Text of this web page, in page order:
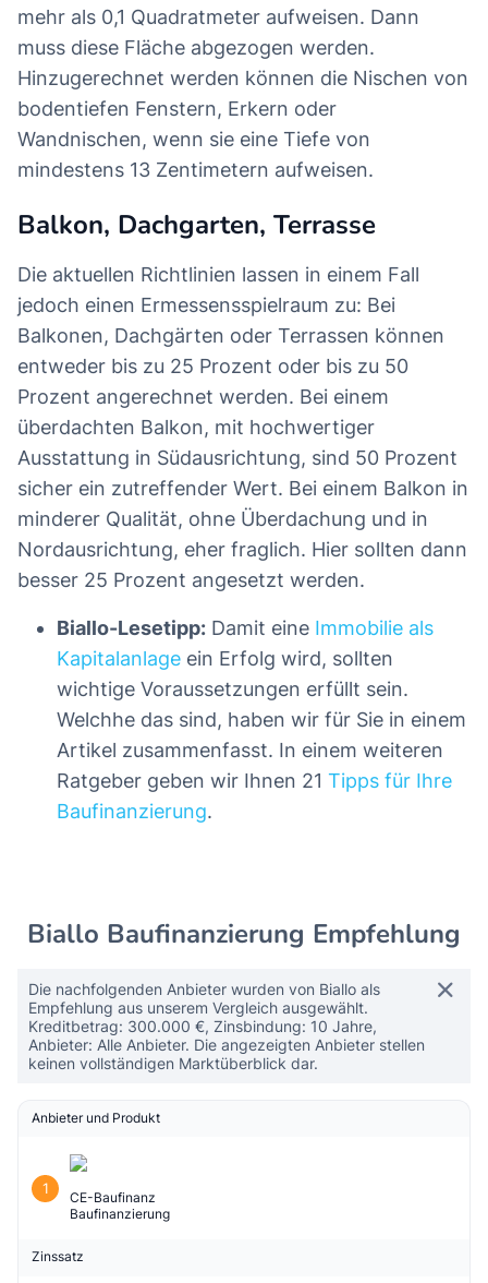
mehr als 0,1 Quadratmeter aufweisen. Dann
muss diese Fläche abgezogen werden.
Hinzugerechnet werden können die Nischen von
bodentiefen Fenstern, Erkern oder
Wandnischen, wenn sie eine Tiefe von
mindestens 13 Zentimetern aufweisen.
Balkon, Dachgarten, Terrasse
Die aktuellen Richtlinien lassen in einem Fall
jedoch einen Ermessensspielraum zu: Bei
Balkonen, Dachgärten oder Terrassen können
entweder bis zu 25 Prozent oder bis zu 50
Prozent angerechnet werden. Bei einem
überdachten Balkon, mit hochwertiger
Ausstattung in Südausrichtung, sind 50 Prozent
sicher ein zutreffender Wert. Bei einem Balkon in
minderer Qualität, ohne Überdachung und in
Nordausrichtung, eher fraglich. Hier sollten dann
besser 25 Prozent angesetzt werden.
Biallo-Lesetipp: Damit eine Immobilie als
Kapitalanlage ein Erfolg wird, sollten
wichtige Voraussetzungen erfüllt sein.
Welchhe das sind, haben wir für Sie in einem
Artikel zusammenfasst. In einem weiteren
Ratgeber geben wir Ihnen 21 Tipps für Ihre
Baufinanzierung.
Biallo Baufinanzierung Empfehlung
Die nachfolgenden Anbieter wurden von Biallo als
Empfehlung aus unserem Vergleich ausgewählt.
Kreditbetrag: 300.000 €, Zinsbindung: 10 Jahre,
Anbieter: Alle Anbieter. Die angezeigten Anbieter stellen
keinen vollständigen Marktüberblick dar.
Anbieter und Produkt
1
CE-Baufinanz
Baufinanzierung
Zinssatz